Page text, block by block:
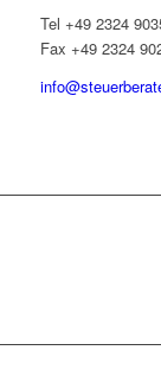
Tel +49 2324
Fax +49 2324